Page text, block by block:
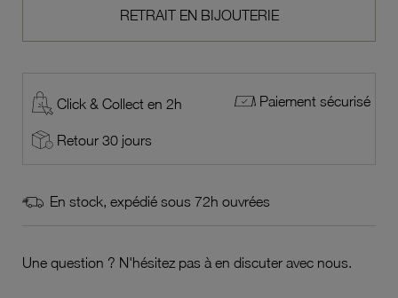
RETRAIT EN BIJOUTERIE
Click & Collect en 2h Paiement sécurisé
Retour 30 jours
En stock, expédié sous 72h ouvrées
Une question ? N'hésitez pas à en discuter avec nous.